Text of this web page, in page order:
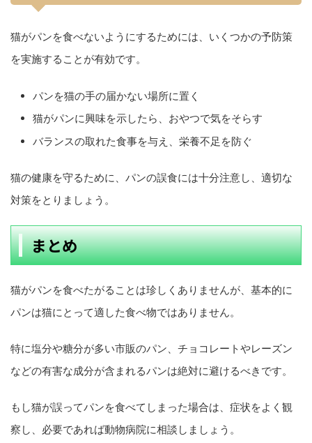
猫がパンを食べないようにするためには、いくつかの予防策
を実施することが有効です。
パンを猫の手の届かない場所に置く
猫がパンに興味を示したら、おやつで気をそらす
バランスの取れた食事を与え、栄養不足を防ぐ
猫の健康を守るために、パンの誤食には十分注意し、適切な
対策をとりましょう。
まとめ
猫がパンを食べたがることは珍しくありませんが、基本的に
パンは猫にとって適した食べ物ではありません。
特に塩分や糖分が多い市販のパン、チョコレートやレーズン
などの有害な成分が含まれるパンは絶対に避けるべきです。
もし猫が誤ってパンを食べてしまった場合は、症状をよく観
察し、必要であれば動物病院に相談しましょう。